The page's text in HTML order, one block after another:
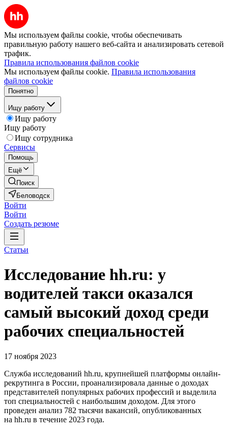
Мы используем файлы cookie, чтобы обеспечивать
правильную работу нашего веб-сайта и анализировать сетевой
трафик.
Правила использования файлов cookie
Мы используем файлы cookie. Правила использования
файлов cookie
Понятно
Ищу работу
Ищу работу
Ищу работу
Ищу сотрудника
Сервисы
Помощь
Ещё
Поиск
Беловодск
Войти
Войти
Создать резюме
Статьи
Исследование hh.ru: у
водителей такси оказался
самый высокий доход среди
рабочих специальностей
17 ноября 2023
Служба исследований hh.ru, крупнейшей платформы онлайн-
рекрутинга в России, проанализировала данные о доходах
представителей популярных рабочих профессий и выделила
топ специальностей с наибольшим доходом. Для этого
проведен анализ 782 тысячи вакансий, опубликованных
на hh.ru в течение 2023 года.